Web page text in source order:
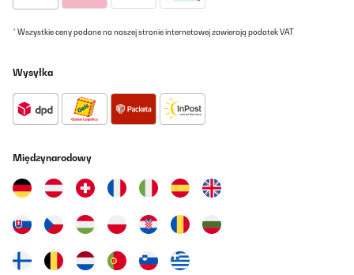
* Wszystkie ceny podane na naszej stronie internetowej zawierają podatek VAT
Wysyłka
Międzynarodowy